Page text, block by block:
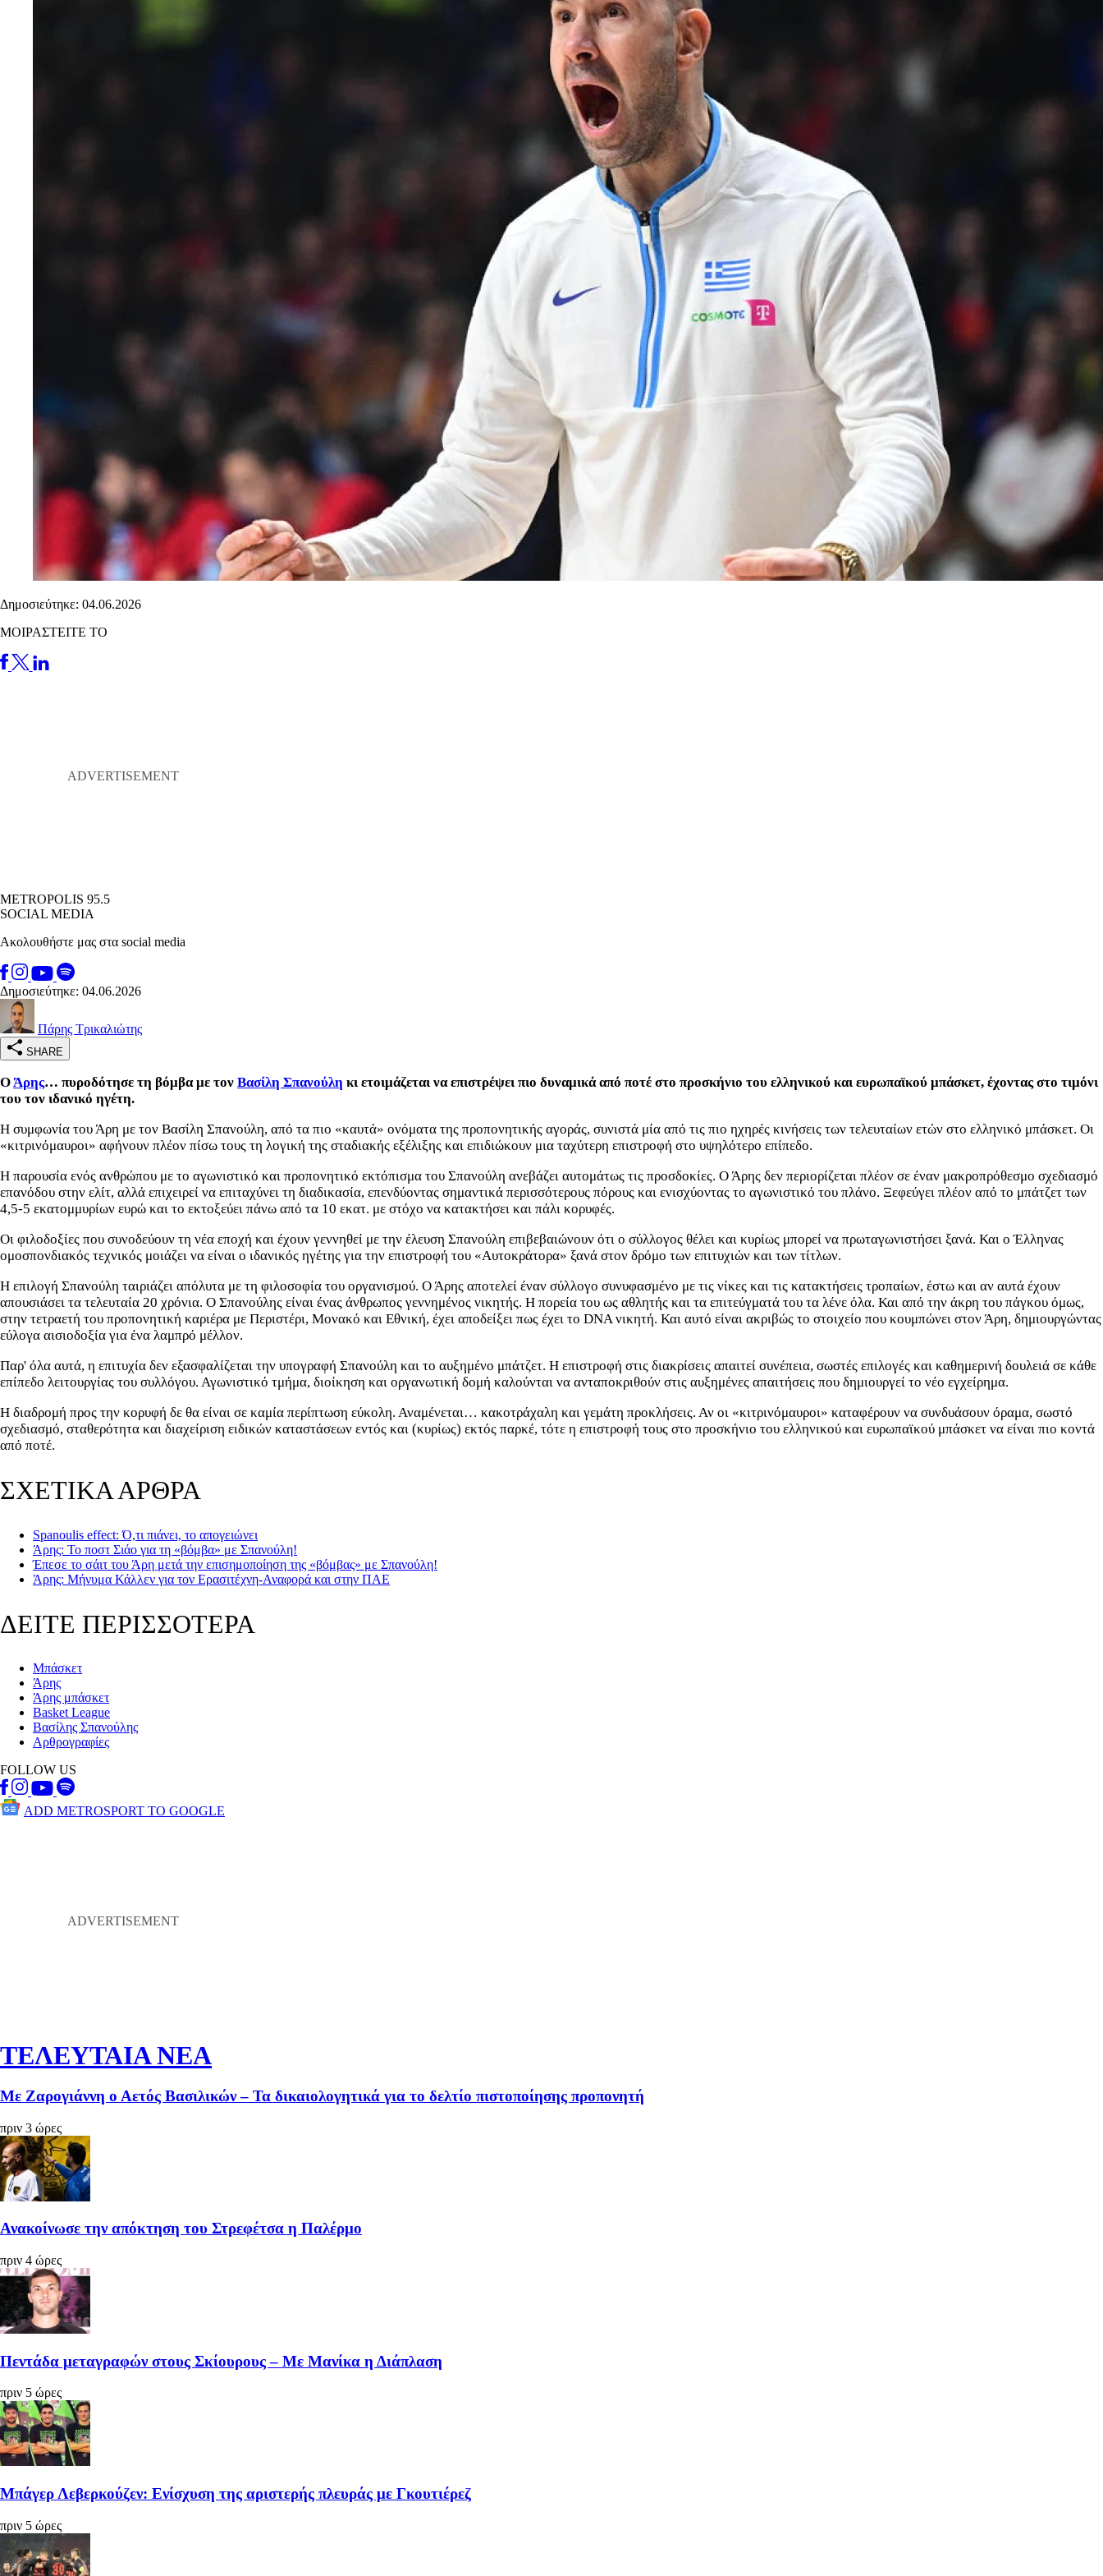
Δημοσιεύτηκε: 04.06.2026
ΜΟΙΡΑΣΤΕΙΤΕ ΤΟ
METROPOLIS 95.5
SOCIAL MEDIA
Ακολουθήστε μας στα social media
Δημοσιεύτηκε: 04.06.2026
Πάρης Τρικαλιώτης
SHARE
ΟΆρης… πυροδότησε τη βόμβα με τον Βασίλη Σπανούλη κι ετοιμάζεται να επιστρέψει πιο δυναμικά από ποτέ στο προσκήνιο του ελληνικού και ευρωπαϊκού μπάσκετ, έχοντας στο τιμόνι
του τον ιδανικό ηγέτη.
Η συμφωνία του Άρη με τον Βασίλη Σπανούλη, από τα πιο «καυτά» ονόματα της προπονητικής αγοράς, συνιστά μία από τις πιο ηχηρές κινήσεις των τελευταίων ετών στο ελληνικό μπάσκετ. Οι
«κιτρινόμαυροι» αφήνουν πλέον πίσω τους τη λογική της σταδιακής εξέλιξης και επιδιώκουν μια ταχύτερη επιστροφή στο υψηλότερο επίπεδο.
Η παρουσία ενός ανθρώπου με το αγωνιστικό και προπονητικό εκτόπισμα του Σπανούλη ανεβάζει αυτομάτως τις προσδοκίες. Ο Άρης δεν περιορίζεται πλέον σε έναν μακροπρόθεσμο σχεδιασμό
επανόδου στην ελίτ, αλλά επιχειρεί να επιταχύνει τη διαδικασία, επενδύοντας σημαντικά περισσότερους πόρους και ενισχύοντας το αγωνιστικό του πλάνο. Ξεφεύγει πλέον από το μπάτζετ των
4,5-5 εκατομμυρίων ευρώ και το εκτοξεύει πάνω από τα 10 εκατ. με στόχο να κατακτήσει και πάλι κορυφές.
Οι φιλοδοξίες που συνοδεύουν τη νέα εποχή και έχουν γεννηθεί με την έλευση Σπανούλη επιβεβαιώνουν ότι ο σύλλογος θέλει και κυρίως μπορεί να πρωταγωνιστήσει ξανά. Και ο Έλληνας
ομοσπονδιακός τεχνικός μοιάζει να είναι ο ιδανικός ηγέτης για την επιστροφή του «Αυτοκράτορα» ξανά στον δρόμο των επιτυχιών και των τίτλων.
Η επιλογή Σπανούλη ταιριάζει απόλυτα με τη φιλοσοφία του οργανισμού. Ο Άρης αποτελεί έναν σύλλογο συνυφασμένο με τις νίκες και τις κατακτήσεις τροπαίων, έστω και αν αυτά έχουν
απουσιάσει τα τελευταία 20 χρόνια. Ο Σπανούλης είναι ένας άνθρωπος γεννημένος νικητής. Η πορεία του ως αθλητής και τα επιτεύγματά του τα λένε όλα. Και από την άκρη του πάγκου όμως,
στην τετραετή του προπονητική καριέρα με Περιστέρι, Μονακό και Εθνική, έχει αποδείξει πως έχει το DNA νικητή. Και αυτό είναι ακριβώς το στοιχείο που κουμπώνει στον Άρη, δημιουργώντας
εύλογα αισιοδοξία για ένα λαμπρό μέλλον.
Παρ' όλα αυτά, η επιτυχία δεν εξασφαλίζεται την υπογραφή Σπανούλη και το αυξημένο μπάτζετ. Η επιστροφή στις διακρίσεις απαιτεί συνέπεια, σωστές επιλογές και καθημερινή δουλειά σε κάθε
επίπεδο λειτουργίας του συλλόγου. Αγωνιστικό τμήμα, διοίκηση και οργανωτική δομή καλούνται να ανταποκριθούν στις αυξημένες απαιτήσεις που δημιουργεί το νέο εγχείρημα.
Η διαδρομή προς την κορυφή δε θα είναι σε καμία περίπτωση εύκολη. Αναμένεται… κακοτράχαλη και γεμάτη προκλήσεις. Αν οι «κιτρινόμαυροι» καταφέρουν να συνδυάσουν όραμα, σωστό
σχεδιασμό, σταθερότητα και διαχείριση ειδικών καταστάσεων εντός και (κυρίως) εκτός παρκέ, τότε η επιστροφή τους στο προσκήνιο του ελληνικού και ευρωπαϊκού μπάσκετ να είναι πιο κοντά
από ποτέ.
ΣΧΕΤΙΚΑ ΑΡΘΡΑ
Spanoulis effect: Ό,τι πιάνει, το απογειώνει
Άρης: Το ποστ Σιάο για τη «βόμβα» με Σπανούλη!
Έπεσε το σάιτ του Άρη μετά την επισημοποίηση της «βόμβας» με Σπανούλη!
Άρης: Μήνυμα Κάλλεν για τον Ερασιτέχνη-Αναφορά και στην ΠΑΕ
ΔΕΙΤΕ ΠΕΡΙΣΣΟΤΕΡΑ
Μπάσκετ
Άρης
Άρης μπάσκετ
Basket League
Βασίλης Σπανούλης
Αρθρογραφίες
FOLLOW US
ADD METROSPORT TO GOOGLE
ΤΕΛΕΥΤΑΙΑ ΝΕΑ
Με Ζαρογιάννη ο Αετός Βασιλικών – Τα δικαιολογητικά για το δελτίο πιστοποίησης προπονητή
πριν 3 ώρες
Ανακοίνωσε την απόκτηση του Στρεφέτσα η Παλέρμο
πριν 4 ώρες
Πεντάδα μεταγραφών στους Σκίουρους – Με Μανίκα η Διάπλαση
πριν 5 ώρες
Μπάγερ Λεβερκούζεν: Ενίσχυση της αριστερής πλευράς με Γκουτιέρεζ
πριν 5 ώρες